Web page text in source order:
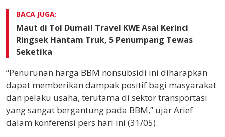
BACA JUGA:
Maut di Tol Dumai! Travel KWE Asal Kerinci
Ringsek Hantam Truk, 5 Penumpang Tewas
Seketika
“Penurunan harga BBM nonsubsidi ini diharapkan
dapat memberikan dampak positif bagi masyarakat
dan pelaku usaha, terutama di sektor transportasi
yang sangat bergantung pada BBM,” ujar Arief
dalam konferensi pers hari ini (31/05).